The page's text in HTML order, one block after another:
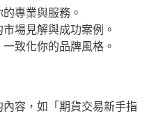
的專業與服務。
市場見解與成功案例。
一致化你的品牌風格。
容，如「期貨交易新手指